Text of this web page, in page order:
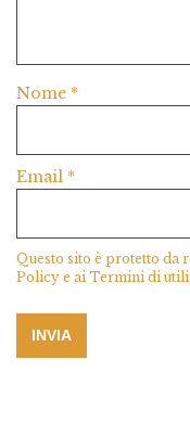
Nome *
Email *
Questo sito è protetto da
Policy e aiTermini di